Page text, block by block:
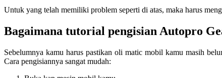
Untuk yang telah memiliki problem seperti di atas, maka harus
Bagaimana tutorial pengisian Autopro
Sebelumnya kamu harus pastikan oli matic mobil kamu masih
Cara pengisiannya sangat mudah: